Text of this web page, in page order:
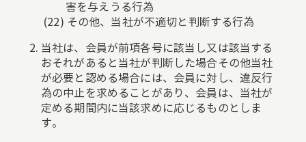
害を与えうる行為
その他、当社が不適切と判断する行為
当社は、会員が前項各号に該当し又は該当する
おそれがあると当社が判断した場合その他当社
が必要と認める場合には、会員に対し、違反行
為の中止を求めることがあり、会員は、当社が
定める期間内に当該求めに応じるものとしま
す。